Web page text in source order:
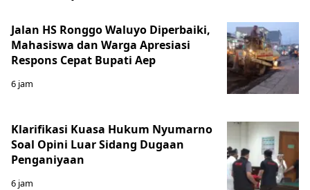
Jalan HS Ronggo Waluyo Diperbaiki,
Mahasiswa dan Warga Apresiasi
Respons Cepat Bupati Aep
6 jam
Klarifikasi Kuasa Hukum Nyumarno
Soal Opini Luar Sidang Dugaan
Penganiyaan
6 jam